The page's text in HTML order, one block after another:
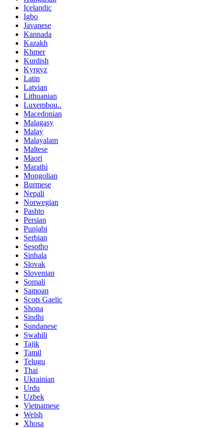
Icelandic
Igbo
Javanese
Kannada
Kazakh
Khmer
Kurdish
Kyrgyz
Latin
Latvian
Lithuanian
Luxembou..
Macedonian
Malagasy
Malay
Malayalam
Maltese
Maori
Marathi
Mongolian
Burmese
Nepali
Norwegian
Pashto
Persian
Punjabi
Serbian
Sesotho
Sinhala
Slovak
Slovenian
Somali
Samoan
Scots Gaelic
Shona
Sindhi
Sundanese
Swahili
Tajik
Tamil
Telugu
Thai
Ukrainian
Urdu
Uzbek
Vietnamese
Welsh
Xhosa